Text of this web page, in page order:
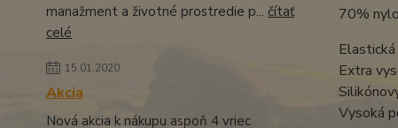
manažment a životné prostredie p... čítať
celé
15.01.2020
Akcia
Nová akcia k nákupu aspoň 4 vriec
70%
Extra
Vysoká